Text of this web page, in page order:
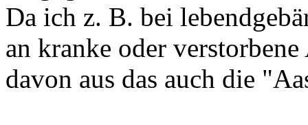
Da ich z. B. bei
an kranke oder
davon aus das auch die